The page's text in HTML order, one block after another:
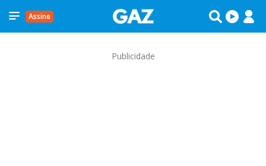
Assine
Publicidade